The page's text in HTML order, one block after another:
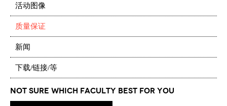
活动图像
质量保证
新闻
下载/链接/等
Not Sure which Faculty best for you